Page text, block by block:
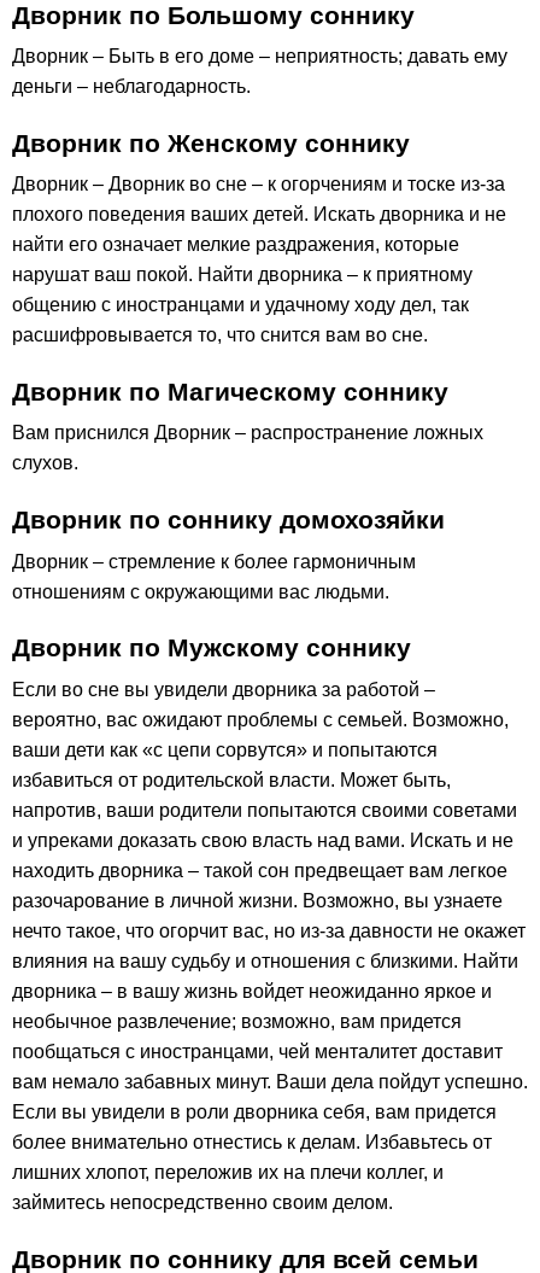
Дворник по Большому соннику
Дворник – Быть в его доме – неприятность; давать ему
деньги – неблагодарность.
Дворник по Женскому соннику
Дворник – Дворник во сне – к огорчениям и тоске из-за
плохого поведения ваших детей. Искать дворника и не
найти его означает мелкие раздражения, которые
нарушат ваш покой. Найти дворника – к приятному
общению с иностранцами и удачному ходу дел, так
расшифровывается то, что снится вам во сне.
Дворник по Магическому соннику
Вам приснился Дворник – распространение ложных
слухов.
Дворник по соннику домохозяйки
Дворник – стремление к более гармоничным
отношениям с окружающими вас людьми.
Дворник по Мужскому соннику
Если во сне вы увидели дворника за работой –
вероятно, вас ожидают проблемы с семьей. Возможно,
ваши дети как «с цепи сорвутся» и попытаются
избавиться от родительской власти. Может быть,
напротив, ваши родители попытаются своими советами
и упреками доказать свою власть над вами. Искать и не
находить дворника – такой сон предвещает вам легкое
разочарование в личной жизни. Возможно, вы узнаете
нечто такое, что огорчит вас, но из-за давности не окажет
влияния на вашу судьбу и отношения с близкими. Найти
дворника – в вашу жизнь войдет неожиданно яркое и
необычное развлечение; возможно, вам придется
пообщаться с иностранцами, чей менталитет доставит
вам немало забавных минут. Ваши дела пойдут успешно.
Если вы увидели в роли дворника себя, вам придется
более внимательно отнестись к делам. Избавьтесь от
лишних хлопот, переложив их на плечи коллег, и
займитесь непосредственно своим делом.
Дворник по соннику для всей семьи